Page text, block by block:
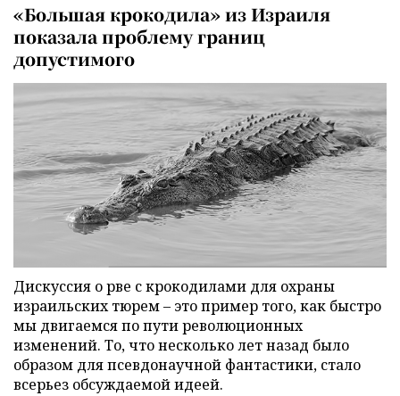
«Большая крокодила» из Израиля
показала проблему границ
допустимого
Дискуссия о рве с крокодилами для охраны
израильских тюрем – это пример того, как быстро
мы двигаемся по пути революционных
изменений. То, что несколько лет назад было
образом для псевдонаучной фантастики, стало
всерьез обсуждаемой идеей.